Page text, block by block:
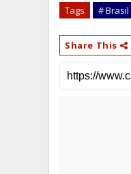
Tags # Brasil
Share This